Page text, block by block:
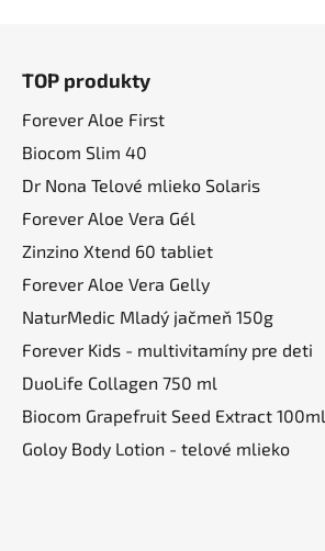
TOP produkty
Forever Aloe First
Biocom Slim 40
Dr Nona Telové mlieko Solaris
Forever Aloe Vera Gél
Zinzino Xtend 60 tabliet
Forever Aloe Vera Gelly
NaturMedic Mladý jačmeň 150g
Forever Kids - multivitamíny pre deti
DuoLife Collagen 750 ml
Biocom Grapefruit Seed Extract 100ml
Goloy Body Lotion - telové mlieko